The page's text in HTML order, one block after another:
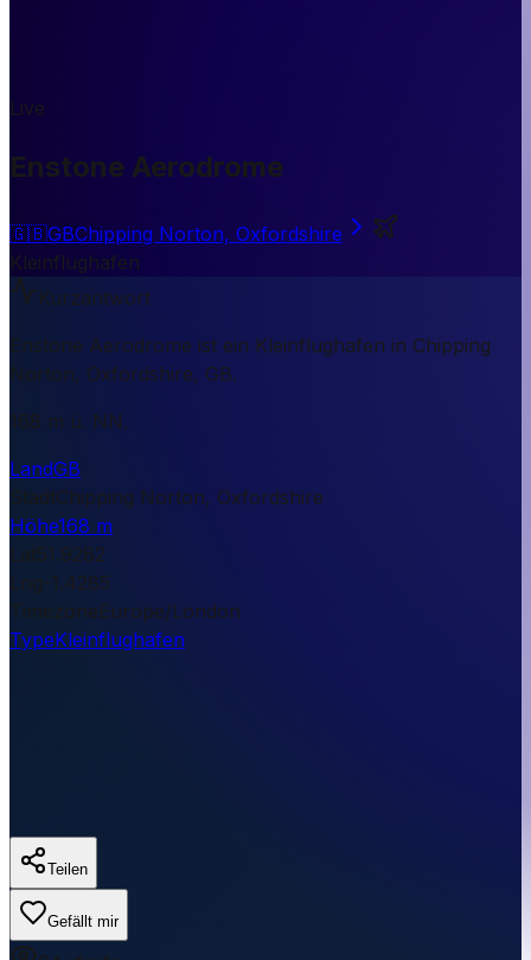
Live
Enstone Aerodrome
🇬🇧GBChipping Norton, Oxfordshire
Kleinflughafen
Kurzantwort
Enstone Aerodrome ist ein Kleinflughafen in Chipping
Norton, Oxfordshire, GB.
168 m ü. NN.
LandGB
StadtChipping Norton, Oxfordshire
Höhe168 m
Lat51.9282
Lng-1.4285
TimezoneEurope/London
TypeKleinflughafen
Teilen
Gefällt mir